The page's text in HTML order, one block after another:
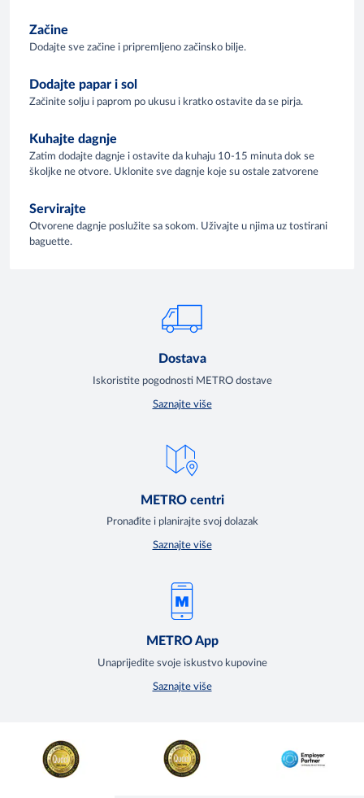
Začine
Dodajte sve začine i pripremljeno začinsko bilje.
Dodajte papar i sol
Začinite solju i paprom po ukusu i kratko ostavite da se pirja.
Kuhajte dagnje
Zatim dodajte dagnje i ostavite da kuhaju 10-15 minuta dok se
školjke ne otvore. Uklonite sve dagnje koje su ostale zatvorene
Servirajte
Otvorene dagnje poslužite sa sokom. Uživajte u njima uz tostirani
baguette.
Dostava
Iskoristite pogodnosti METRO dostave
Saznajte više
METRO centri
Pronađite i planirajte svoj dolazak
Saznajte više
METRO App
Unaprijedite svoje iskustvo kupovine
Saznajte više